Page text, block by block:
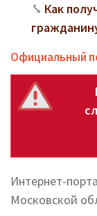
Как
Официальный
Интернет-
Московской